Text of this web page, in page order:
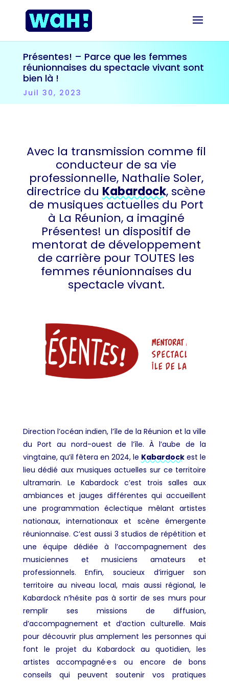
Présentes! – Parce que les femmes
réunionnaises du spectacle vivant sont
bien là !
Juil 30, 2023
Avec la transmission comme fil
conducteur de sa vie
professionnelle, Nathalie Soler,
directrice du Kabardock, scène
de musiques actuelles du Port
à La Réunion, a imaginé
Présentes! un dispositif de
mentorat de développement
de carrière pour TOUTES les
femmes réunionnaises du
spectacle vivant.
Direction l’océan indien, l’île de la Réunion et la ville
du Port au nord-ouest de l’île. À l’aube de la
vingtaine, qu’il fêtera en 2024, le Kabardock est le
lieu dédié aux musiques actuelles sur ce territoire
ultramarin. Le Kabardock c’est trois salles aux
ambiances et jauges différentes qui accueillent
une programmation éclectique mêlant artistes
nationaux, internationaux et scène émergente
réunionnaise. C’est aussi 3 studios de répétition et
une équipe dédiée à l’accompagnement des
musiciennes et musiciens amateurs et
professionnels. Enfin, soucieux d’irriguer son
territoire au niveau local, mais aussi régional, le
Kabardock n’hésite pas à sortir de ses murs pour
remplir ses missions de diffusion,
d’accompagnement et d’action culturelle. Mais
pour découvrir plus amplement les personnes qui
font le projet du Kabardock au quotidien, les
artistes accompagné·e·s ou encore de bons
conseils qui peuvent soutenir vos pratiques